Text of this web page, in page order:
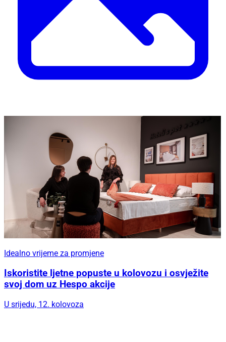
Idealno vrijeme za promjene
Iskoristite ljetne popuste u kolovozu i osvježite
svoj dom uz Hespo akcije
U srijedu, 12. kolovoza